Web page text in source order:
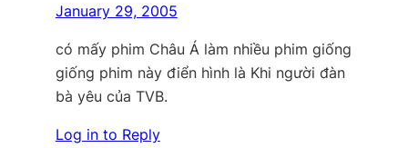
January 29, 2005
có mấy phim Châu Á làm nhiều phim giống
giống phim này điển hình là Khi người đàn
bà yêu của TVB.
Log in to Reply